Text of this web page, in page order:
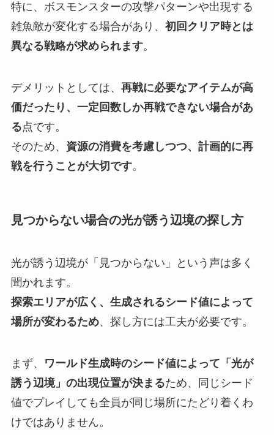
特に、ボスモンスターの攻撃パターンや出現する
雑魚敵が変化する場合があり、 初回クリア時とは
異なる戦略が求められます。
デメリットとしては、 再戦に必要なアイテムが高
価だったり、一定回数しか再戦できない場合があ
る点です。
そのため、 資源の消費を考慮しつつ、計画的に再
戦を行うことが大切です。
見つからない場合の光が誘う辺境の探し方
光が誘う辺境が「見つからない」という声は多く
聞かれます。
探索エリアが広く、生成されるシード値によって
場所が変わるため、探し方には工夫が必要です。
まず、
ワールド生成時のシード値によって「光が
誘う辺境」の出現位置が決まるため、同じシード
値でプレイしても全員が同じ場所にたどり着くわ
けではありません。